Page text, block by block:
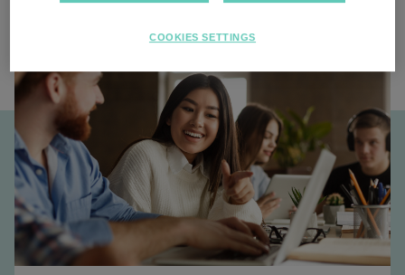
COOKIES SETTINGS